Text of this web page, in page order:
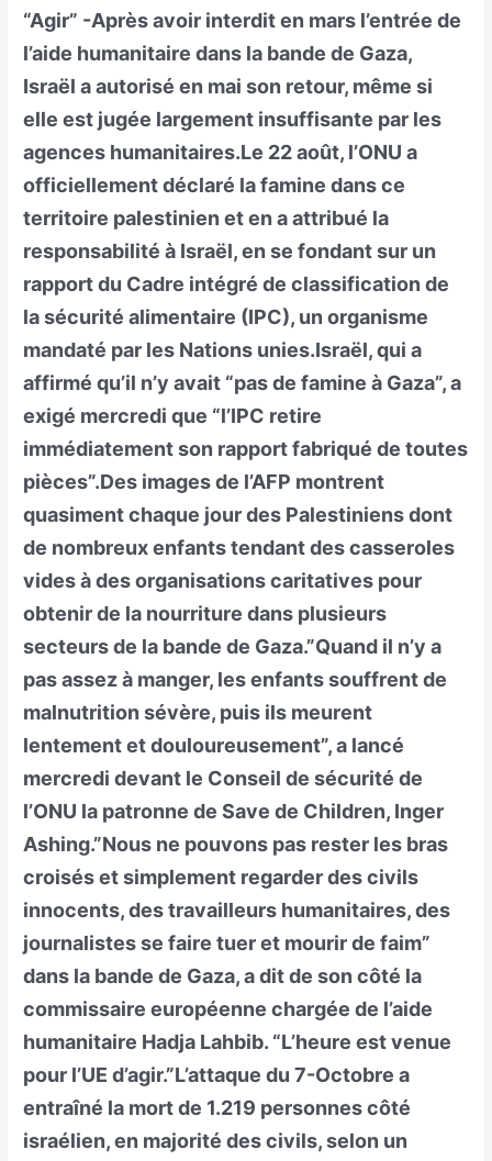
“Agir” -Après avoir interdit en mars l’entrée de
l’aide humanitaire dans la bande de Gaza,
Israël a autorisé en mai son retour, même si
elle est jugée largement insuffisante par les
agences humanitaires.Le 22 août, l’ONU a
officiellement déclaré la famine dans ce
territoire palestinien et en a attribué la
responsabilité à Israël, en se fondant sur un
rapport du Cadre intégré de classification de
la sécurité alimentaire (IPC), un organisme
mandaté par les Nations unies.Israël, qui a
affirmé qu’il n’y avait “pas de famine à Gaza”, a
exigé mercredi que “l’IPC retire
immédiatement son rapport fabriqué de toutes
pièces”.Des images de l’AFP montrent
quasiment chaque jour des Palestiniens dont
de nombreux enfants tendant des casseroles
vides à des organisations caritatives pour
obtenir de la nourriture dans plusieurs
secteurs de la bande de Gaza.”Quand il n’y a
pas assez à manger, les enfants souffrent de
malnutrition sévère, puis ils meurent
lentement et douloureusement”, a lancé
mercredi devant le Conseil de sécurité de
l’ONU la patronne de Save de Children, Inger
Ashing.”Nous ne pouvons pas rester les bras
croisés et simplement regarder des civils
innocents, des travailleurs humanitaires, des
journalistes se faire tuer et mourir de faim”
dans la bande de Gaza, a dit de son côté la
commissaire européenne chargée de l’aide
humanitaire Hadja Lahbib. “L’heure est venue
pour l’UE d’agir.”L’attaque du 7-Octobre a
entraîné la mort de 1.219 personnes côté
israélien, en majorité des civils, selon un